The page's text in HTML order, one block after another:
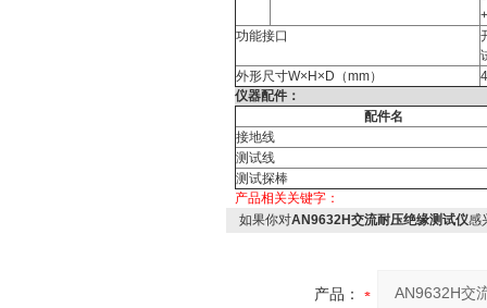
功能接口
外形尺寸W×H×D（mm）
仪器配件：
配件名
接地线
测试线
测试探棒
产品相关关键字：
如果你对AN9632H交流耐压绝缘测试仪感
产品：